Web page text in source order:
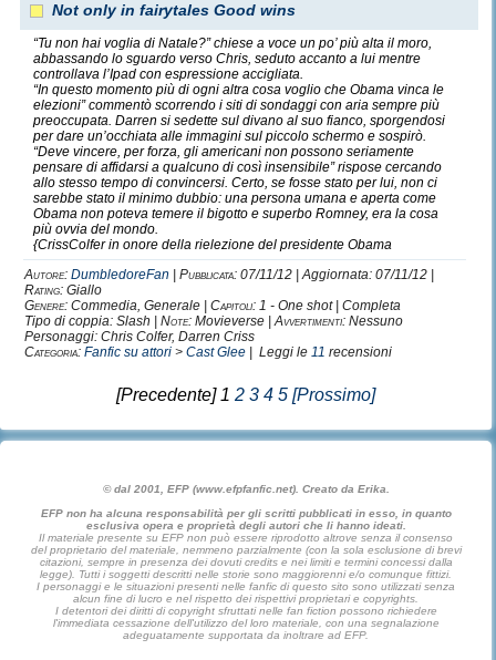
Personaggipreferiti:
AlbusDumbledore. (Silente)
LordVoldemort.
Draco Malfoy.
Severus Snape. (Piton)
I Malandrini.
Sirius Black.
Remus Lupin.
Bellatrix Lastrange.
Sono letteralmenteossessionata,
quantoinnamorata,
diDraco.
Il mio sogno è infatti, incrontrare un ragazzo come lui,
Personaggiodiati:
HarryPotter.
RonWeasley.
GinevraWeasley.
DoloresUmbridge.
PeterPettigrew. (Minus)
Not only in fairytales Good wins
“Tu non hai voglia di Natale?” chiese a voce un po’ più alta il moro,
abbassando lo sguardo verso Chris, seduto accanto a lui mentre
controllava l’Ipad con espressione accigliata.
“In questo momento più di ogni altra cosa voglio che Obama vinca le
elezioni” commentò scorrendo i siti di sondaggi con aria sempre più
preoccupata. Darren si sedette sul divano al suo fianco, sporgendosi
per dare un’occhiata alle immagini sul piccolo schermo e sospirò.
“Deve vincere, per forza, gli americani non possono seriamente
pensare di affidarsi a qualcuno di così insensibile” rispose cercando
allo stesso tempo di convincersi. Certo, se fosse stato per lui, non ci
sarebbe stato il minimo dubbio: una persona umana e aperta come
Obama non poteva temere il bigotto e superbo Romney, era la cosa
più ovvia del mondo.
{CrissColfer in onore della rielezione del presidente Obama
Autore: DumbledoreFan Pubblicata: 07/11/12 | Aggiornata: 07/11/12 |
Rating: Giallo
Genere: Commedia, Generale | Capitoli: 1 - One shot | Completa
Tipo di coppia: Slash | Note: Movieverse |Avvertimenti: Nessuno
Personaggi: Chris Colfer, Darren Criss
Categoria: Fanfic su attori > Cast Glee | Leggi le 11 recensioni
[Precedente] 12 3 4 5 [Prossimo]
© dal 2001, EFP (www.efpfanfic.net). Creato da Erika.
EFP non ha alcuna responsabilità per gli scritti pubblicati in esso, in quanto
esclusiva opera e proprietà degli autori che li hanno ideati.
Il materiale presente su EFP non può essere riprodotto altrove senza il consenso
del proprietario del materiale, nemmeno parzialmente (con la sola esclusione di brevi
citazioni, sempre in presenza dei dovuti credits e nei limiti e termini concessi dalla
legge). Tutti i soggetti descritti nelle storie sono maggiorenni e/o comunque fittizi.
I personaggi e le situazioni presenti nelle fanfic di questo sito sono utilizzati senza
alcun fine di lucro e nel rispetto dei rispettivi proprietari e copyrights.
I detentori dei diritti di copyright sfruttati nelle fan fiction possono richiedere
l'immediata cessazione dell'utilizzo del loro materiale, con una segnalazione
adeguatamente supportata da inoltrare ad EFP.